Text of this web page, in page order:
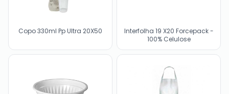
Copo 330ml Pp Ultra 20X50
Interfolha 19 X20 Forcepack -
100% Celulose